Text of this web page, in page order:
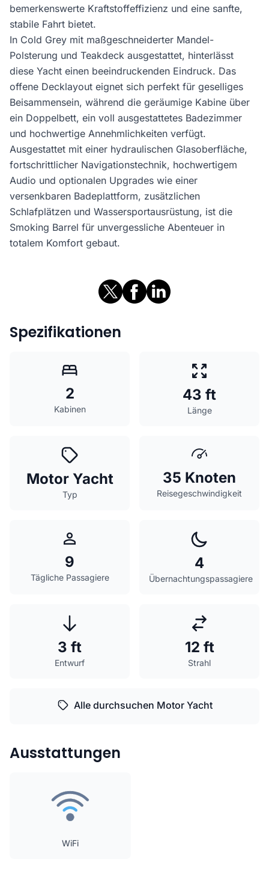
bemerkenswerte Kraftstoffeffizienz und eine sanfte,
stabile Fahrt bietet.
In Cold Grey mit maßgeschneiderter Mandel-
Polsterung und Teakdeck ausgestattet, hinterlässt
diese Yacht einen beeindruckenden Eindruck. Das
offene Decklayout eignet sich perfekt für geselliges
Beisammensein, während die geräumige Kabine über
ein Doppelbett, ein voll ausgestattetes Badezimmer
und hochwertige Annehmlichkeiten verfügt.
Ausgestattet mit einer hydraulischen Glasoberfläche,
fortschrittlicher Navigationstechnik, hochwertigem
Audio und optionalen Upgrades wie einer
versenkbaren Badeplattform, zusätzlichen
Schlafplätzen und Wassersportausrüstung, ist die
Smoking Barrel für unvergessliche Abenteuer in
totalem Komfort gebaut.
Spezifikationen
2
Kabinen
43 ft
Länge
Motor Yacht
Typ
35 Knoten
Reisegeschwindigkeit
9
Tägliche Passagiere
4
Übernachtungspassagiere
3 ft
Entwurf
12 ft
Strahl
Alle durchsuchen Motor Yacht
Ausstattungen
WiFi